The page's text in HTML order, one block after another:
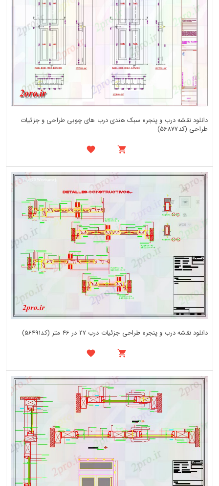
دانلود نقشه درب و پنجره سبک هندی درب های چوبی طراحی و جزئیات
طراحی (کد56877)
دانلود نقشه درب و پنجره طراحی جزئیات درب 27 در 46 متر (کد56491)